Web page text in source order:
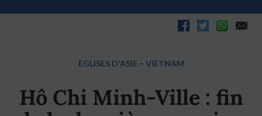
EGLISES D'ASIE – VIETNAM
Hô Chi Minh-Ville : fin